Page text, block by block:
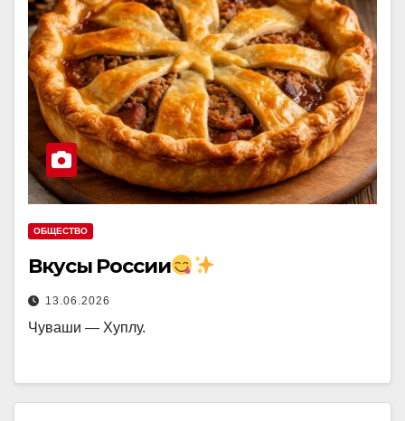
ОБЩЕСТВО
Вкусы России
13.06.2026
Чуваши — Хуплу.